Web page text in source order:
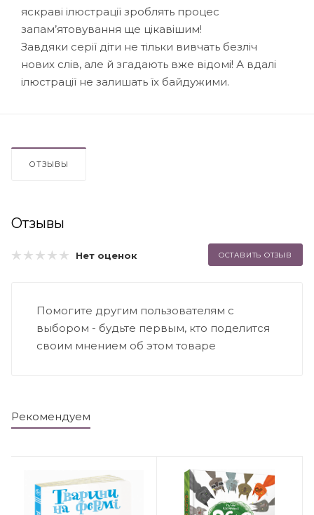
яскраві ілюстрації зроблять процес
запам’ятовування ще цікавішим!
Завдяки серії діти не тільки вивчать безліч
нових слів, але й згадають вже відомі! А вдалі
ілюстрації не залишать їх байдужими.
ОТЗЫВЫ
Отзывы
Нет оценок ОСТАВИТЬ ОТЗЫВ
Помогите другим пользователям с
выбором - будьте первым, кто поделится
своим мнением об этом товаре
Рекомендуем